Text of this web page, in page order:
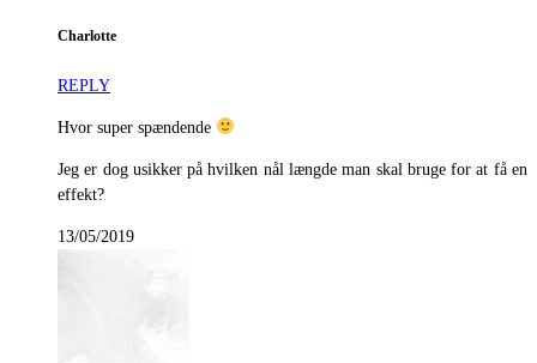
Charlotte
REPLY
Hvor super spændende
Jeg er dog usikker på hvilken nål længde man skal bruge for at få en
effekt?
13/05/2019